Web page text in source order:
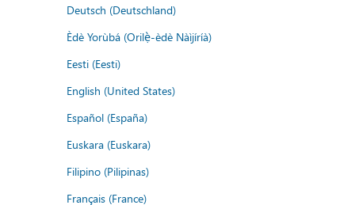
Deutsch (Deutschland)
Èdè Yorùbá (Orilẹ̀-èdè Nàìjíríà)
Eesti (Eesti)
English (United States)
Español (España)
Euskara (Euskara)
Filipino (Pilipinas)
Français (France)